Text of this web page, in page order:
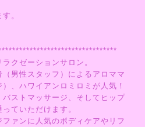
。
クゼーションサロン。
男性スタッフ）によるアロママ
、ハワイアンロミロミが人気！
ストマッサージ、そしてヒップ
ていただけます。
ァンに人気のボディケアやリフ